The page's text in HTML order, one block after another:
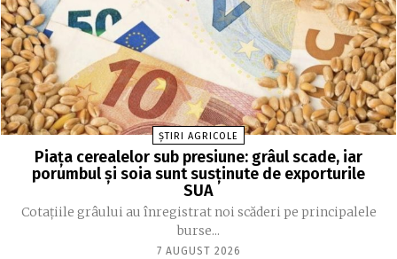
ȘTIRI AGRICOLE
Piața cerealelor sub presiune: grâul scade, iar
porumbul și soia sunt susținute de exporturile
SUA
Cotațiile grâului au înregistrat noi scăderi pe principalele
burse...
7 AUGUST 2026